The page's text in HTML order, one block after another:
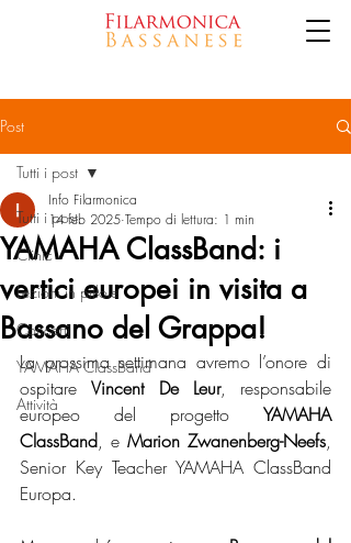
Post
Tutti i post
Clinic
Lezioni in pillole
Concerti
YAMAHA ClassBand
Attività
Tutti i post
YAMAHA ClassBand: i
vertici europei in visita a
Bassano del Grappa!
Info Filarmonica
14 feb 2025 Tempo di lettura: 1 min
La prossima settimana avremo l’onore di
ospitare Vincent De Leur, responsabile
europeo del progetto YAMAHA
ClassBand, e Marion Zwanenberg-Neefs,
Senior Key Teacher YAMAHA ClassBand
Europa.